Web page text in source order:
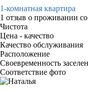
1-комнатная квартира
1 отзыв о проживании
Чистота
Цена - качество
Качество обслуживания
Расположение
Своевременность
Соответствие фото